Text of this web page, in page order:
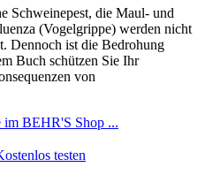
Schweinepest, die Maul- und
(Vogelgrippe) werden nicht
Dennoch ist die Bedrohung
Buch schützen Sie Ihr
von
im BEHR'S Shop ...
testen